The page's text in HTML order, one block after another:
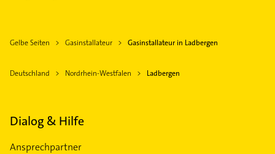
Gelbe Seiten Gasinstallateur Gasinstallateur in Ladbergen
Deutschland Nordrhein-Westfalen Ladbergen
Dialog & Hilfe
Ansprechpartner